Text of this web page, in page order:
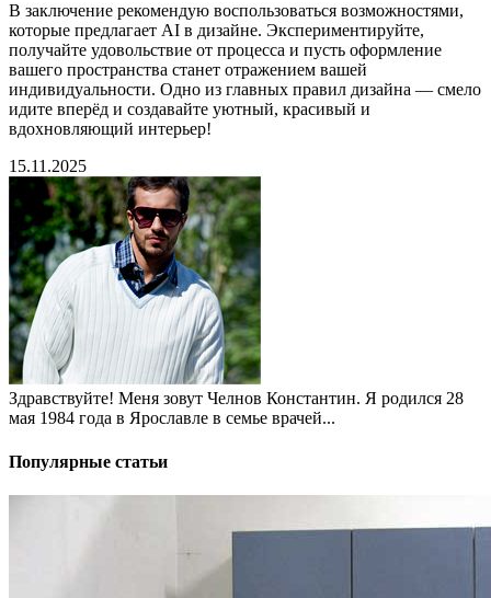
В заключение рекомендую воспользоваться возможностями,
которые предлагает AI в дизайне. Экспериментируйте,
получайте удовольствие от процесса и пусть оформление
вашего пространства станет отражением вашей
индивидуальности. Одно из главных правил дизайна — смело
идите вперёд и создавайте уютный, красивый и
вдохновляющий интерьер!
15.11.2025
Здравствуйте! Меня зовут Челнов Константин. Я родился 28
мая 1984 года в Ярославле в семье врачей...
Популярные статьи